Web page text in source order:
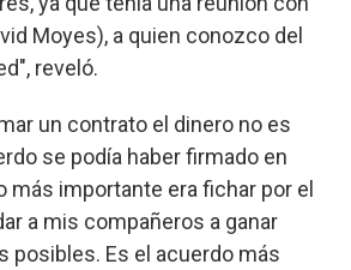
Moyes), a quien conozco del
reveló.
un contrato el dinero no es
se podía haber firmado en
más importante era fichar por el
a mis compañeros a ganar
posibles. Es el acuerdo más